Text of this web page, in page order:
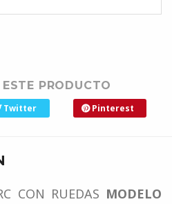
PRODUCTO
Twitter Pinterest
CON RUEDAS MODELO